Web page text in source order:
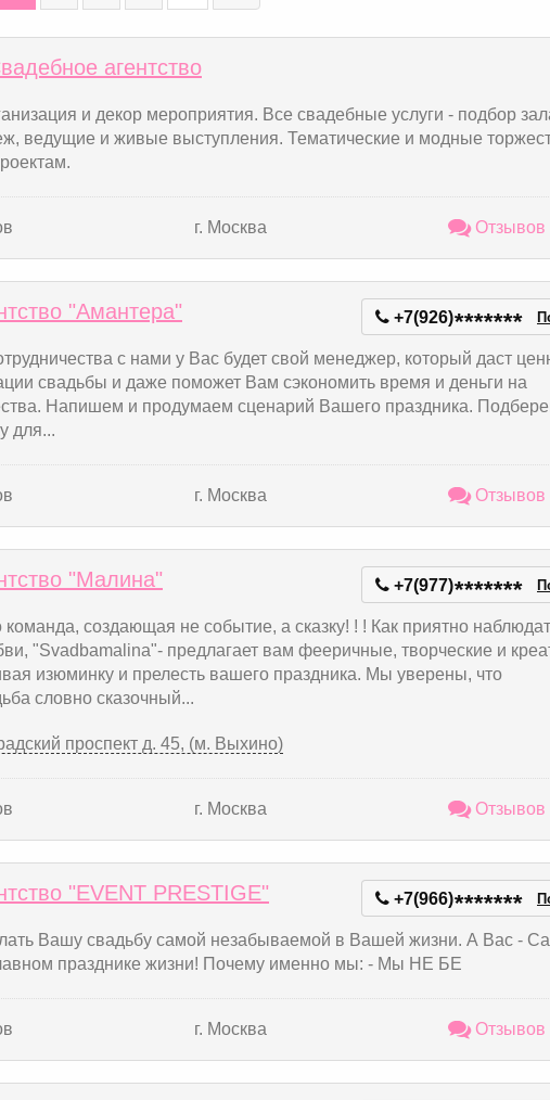
агентство
и декор мероприятия. Все свадебные услуги - подбор
ведущие и живые выступления. Тематические и модные
г. Москва Отзывов
"Амантера" +7(926)*******
с нами у Вас будет свой менеджер, который даст
свадьбы и даже поможет Вам сэкономить время и деньги на
Напишем и продумаем сценарий Вашего праздника.
для...
г. Москва Отзывов
"Малина" +7(977)*******
создающая не событие, а сказку! ! ! Как приятно
"Svadbamalina"- предлагает вам фееричные, творческие и
изюминку и прелесть вашего праздника. Мы уверены, что
словно сказочный...
проспект д. 45, (м. Выхино)
г. Москва Отзывов
"EVENT PRESTIGE" +7(966)*******
Вашу свадьбу самой незабываемой в Вашей жизни. А Вас -
празднике жизни! Почему именно мы: - Мы НЕ БЕ
г. Москва Отзывов